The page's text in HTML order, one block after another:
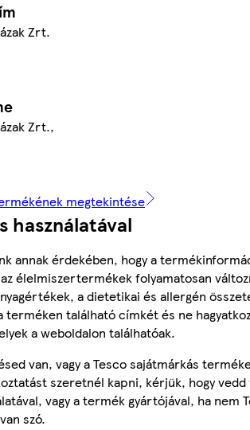
Zrt.
Zrt.,
megtekintése
használatával
annak érdekében, hogy a
élelmiszertermékek folyamatosan
a dietetikai és allergén
terméken található címkét és ne
a weboldalon találhatóak.
van, vagy a Tesco sajátmárkás
szeretnél kapni, kérjük, hogy
vagy a termék gyártójával, ha nem
szó.